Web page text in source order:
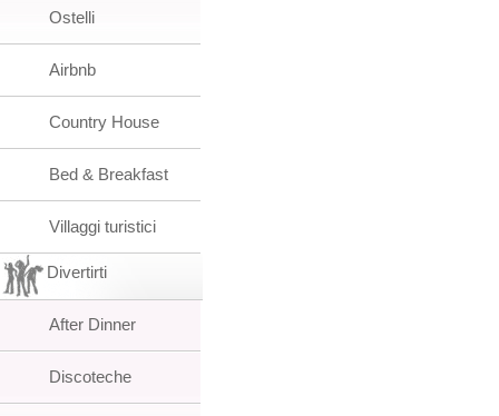
Ostelli
Airbnb
Country House
Bed & Breakfast
Villaggi turistici
Divertirti
After Dinner
Discoteche